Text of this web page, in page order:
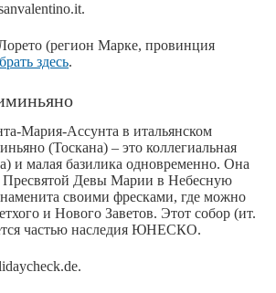
(регион Марке, провинция
здесь.
Мария-Ассунта в итальянском
(Тоскана) – это коллегиальная
и малая базилика одновременно. Она
Пресвятой Девы Марии в Небесную
своими фресками, где можно
и Нового Заветов. Этот собор (ит.
частью наследия ЮНЕСКО.